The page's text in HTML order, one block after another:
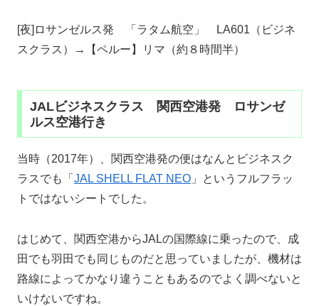
[夜]ロサンゼルス発 「ラタム航空」 LA601（ビジネ
スクラス）→【ペルー】リマ（約８時間半）
JALビジネスクラス 関西空港発 ロサンゼ
ルス空港行き
当時（2017年）、関西空港発の便はなんとビジネスク
ラスでも「 JAL SHELL FLAT NEO 」というフルフラッ
トではないシートでした。
はじめて、関西空港からJALの国際線に乗ったので、成
田でも羽田でも同じものだと思っていましたが、機材は
路線によってかなり違うこともあるのでよく調べないと
いけないですね。